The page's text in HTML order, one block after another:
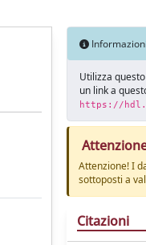
Informazioni
Utilizza
un link a
https://
Attenzione! I
sottoposti a
Citazioni